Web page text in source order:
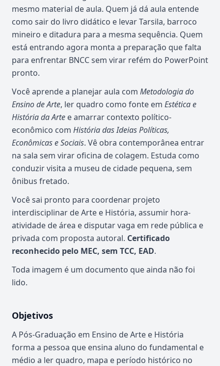
mesmo material de aula. Quem já dá aula entende
como sair do livro didático e levar Tarsila, barroco
mineiro e ditadura para a mesma sequência. Quem
está entrando agora monta a preparação que falta
para enfrentar BNCC sem virar refém do PowerPoint
pronto.
Você aprende a planejar aula com Metodologia do
Ensino de Arte, ler quadro como fonte em Estética e
História da Arte e amarrar contexto político-
econômico com História das Ideias Políticas,
Econômicas e Sociais. Vê obra contemporânea entrar
na sala sem virar oficina de colagem. Estuda como
conduzir visita a museu de cidade pequena, sem
ônibus fretado.
Você sai pronto para coordenar projeto
interdisciplinar de Arte e História, assumir hora-
atividade de área e disputar vaga em rede pública e
privada com proposta autoral. Certificado
reconhecido pelo MEC, sem TCC, EAD.
Toda imagem é um documento que ainda não foi
lido.
Objetivos
A Pós-Graduação em Ensino de Arte e História
forma a pessoa que ensina aluno do fundamental e
médio a ler quadro, mapa e período histórico no